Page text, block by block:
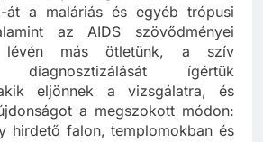
ahol a patológia oroszlánrészét,
át a maláriás és egyéb trópusi
az AIDS szövődményei
lévén más ötletünk, a szív
diagnosztizálását ígértük
eljönnek a vizsgálatra, és
a megszokott módon: